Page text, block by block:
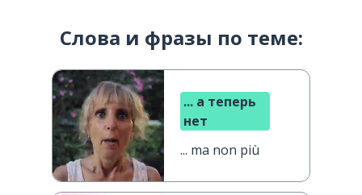
Слова и фразы по теме:
... а теперь
нет
... ma non più